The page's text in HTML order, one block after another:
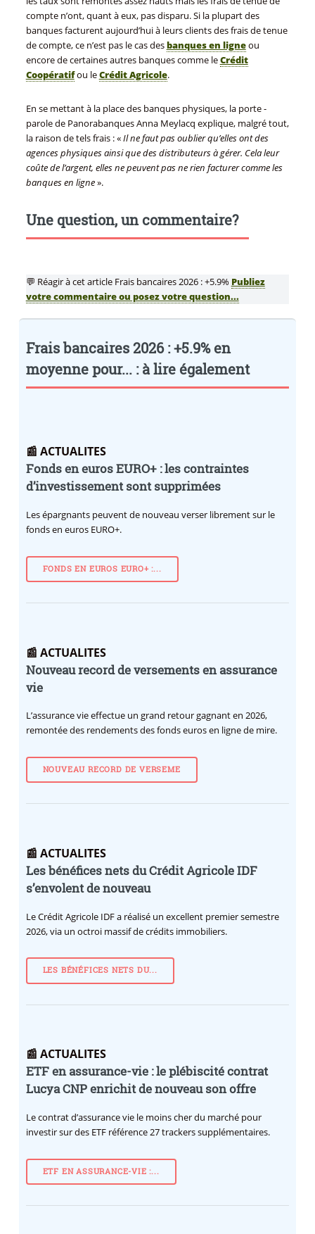
compte n’ont, quant à eux, pas disparu. Si la plupart des
banques facturent aujourd’hui à leurs clients des frais de tenue
de compte, ce n’est pas le cas desbanques en ligneou
encore de certaines autres banques comme leCrédit
Coopératifou leCrédit Agricole.
En se mettant à la place des banques physiques, la porte -
parole de Panorabanques Anna Meylacq explique, malgré tout,
la raison de tels frais : «Il ne faut pas oublier qu’elles ont des
agences physiques ainsi que des distributeurs à gérer. Cela leur
coûte de l’argent, elles ne peuvent pas ne rien facturer comme les
banques en ligne».
Une question, un commentaire?
💬 Réagir à cet article Frais bancaires 2026 : +5.9% Publiez
votre commentaire ou posez votre question...
Frais bancaires 2026 : +5.9% en
moyenne pour... : à lire également
📰 ACTUALITES
Fonds en euros EURO+ : les contraintes
d’investissement sont supprimées
Les épargnants peuvent de nouveau verser librement sur le
fonds en euros EURO+.
FONDS EN EUROS EURO+ :...
📰 ACTUALITES
Nouveau record de versements en assurance
vie
L’assurance vie effectue un grand retour gagnant en 2026,
remontée des rendements des fonds euros en ligne de mire.
NOUVEAU RECORD DE VERSEME
📰 ACTUALITES
Les bénéfices nets du Crédit Agricole IDF
s’envolent de nouveau
Le Crédit Agricole IDF a réalisé un excellent premier semestre
2026, via un octroi massif de crédits immobiliers.
LES BÉNÉFICES NETS DU...
📰 ACTUALITES
ETF en assurance-vie : le plébiscité contrat
Lucya CNP enrichit de nouveau son offre
Le contrat d’assurance vie le moins cher du marché pour
investir sur des ETF référence 27 trackers supplémentaires.
ETF EN ASSURANCE-VIE :...